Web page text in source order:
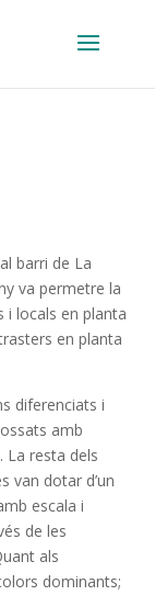
barri de La
va permetre la
i locals en planta
en planta
diferenciats i
amb
La resta dels
van dotar d’un
escala i
de les
als
dominants;